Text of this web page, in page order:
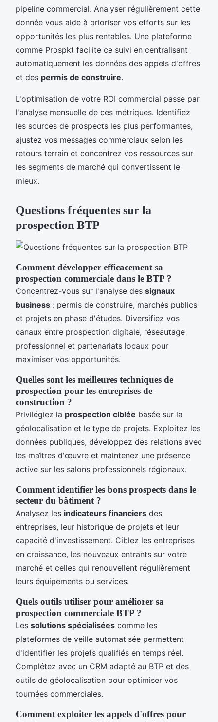
pipeline commercial. Analyser régulièrement cette
donnée vous aide à prioriser vos efforts sur les
opportunités les plus rentables. Une plateforme
comme Prospkt facilite ce suivi en centralisant
automatiquement les données des appels d'offres
et des permis de construire.
L'optimisation de votre ROI commercial passe par
l'analyse mensuelle de ces métriques. Identifiez
les sources de prospects les plus performantes,
ajustez vos messages commerciaux selon les
retours terrain et concentrez vos ressources sur
les segments de marché qui convertissent le
mieux.
Questions fréquentes sur la
prospection BTP
Comment développer efficacement sa
prospection commerciale dans le BTP ?
Concentrez-vous sur l'analyse des signaux
business : permis de construire, marchés publics
et projets en phase d'études. Diversifiez vos
canaux entre prospection digitale, réseautage
professionnel et partenariats locaux pour
maximiser vos opportunités.
Quelles sont les meilleures techniques de
prospection pour les entreprises de
construction ?
Privilégiez la prospection ciblée basée sur la
géolocalisation et le type de projets. Exploitez les
données publiques, développez des relations avec
les maîtres d'œuvre et maintenez une présence
active sur les salons professionnels régionaux.
Comment identifier les bons prospects dans le
secteur du bâtiment ?
Analysez les indicateurs financiers des
entreprises, leur historique de projets et leur
capacité d'investissement. Ciblez les entreprises
en croissance, les nouveaux entrants sur votre
marché et celles qui renouvellent régulièrement
leurs équipements ou services.
Quels outils utiliser pour améliorer sa
prospection commerciale BTP ?
Les solutions spécialisées comme les
plateformes de veille automatisée permettent
d'identifier les projets qualifiés en temps réel.
Complétez avec un CRM adapté au BTP et des
outils de géolocalisation pour optimiser vos
tournées commerciales.
Comment exploiter les appels d'offres pour